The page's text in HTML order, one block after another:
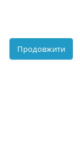
Продовжити